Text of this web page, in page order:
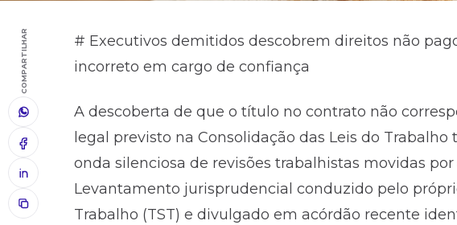
COMPARTILHAR
# Executivos demitidos descobrem direitos não
incorreto em cargo de confiança
A descoberta de que o título no contrato não
legal previsto na Consolidação das Leis do
onda silenciosa de revisões trabalhistas movidas
Levantamento jurisprudencial conduzido pelo
Trabalho (TST) e divulgado em acórdão recente